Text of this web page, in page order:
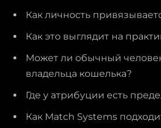
Как личность
Как это выглядит на
Может ли обычный
владельца кошелька?
Где у атрибуции есть
Как Match Systems